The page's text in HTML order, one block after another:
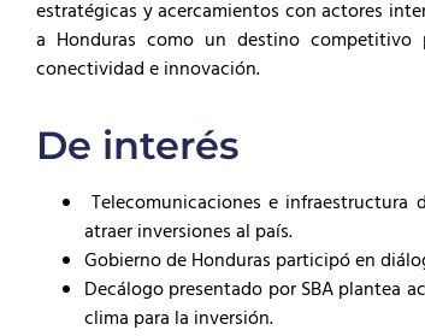
estratégicas y acercamientos con actores
a Honduras como un destino competitivo
conectividad e innovación.
De interés
Telecomunicaciones e
atraer inversiones al país.
Gobierno de Honduras participó en
Decálogo presentado por SBA plantea
clima para la inversión.